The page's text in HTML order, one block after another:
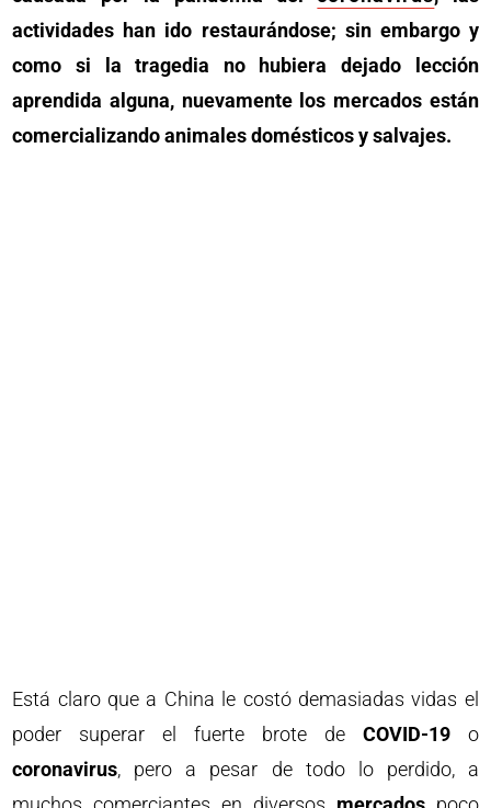
actividades han ido restaurándose; sin embargo y
como si la tragedia no hubiera dejado lección
aprendida alguna, nuevamente los mercados están
comercializando animales domésticos y salvajes.
Está claro que a China le costó demasiadas vidas el
poder superar el fuerte brote de COVID-19o
coronavirus, pero a pesar de todo lo perdido, a